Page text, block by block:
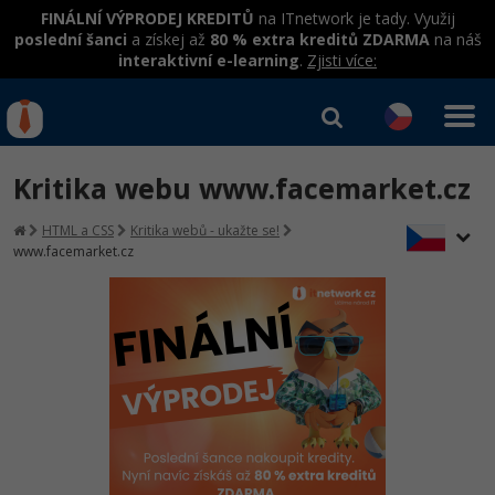
FINÁLNÍ VÝPRODEJ KREDITŮ na ITnetwork je tady. Využij
poslední šanci a získej až 80 % extra kreditů ZDARMAna náš
interaktivní e-learning. Zjisti více:
hrazené úřadem práce
Workshopy zdarma
Umělá inteligence v praxi
Datová analýza v praxi
Školení
Základy programování
Objektové programování - OOP
Umělá inteligence
Školení dle technologií
Java
Kurzy IT profesí
Programátor WWW aplikací
Senior programátor
Front-end developer
Kurzy programování
Jak začít?
Java -80%
C#.NET -80%
Kurzy e-commerce
Testování softwaru
Datová analýza
Kurzy designu
HTML/CSS -80%
Přihlásit se|Registrovat
Kritika webu www.facemarket.cz
HTML a CSS
Kritika webů - ukažte se!
www.facemarket.cz